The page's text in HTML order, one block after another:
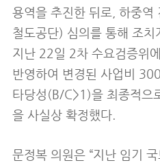
용역을 추진한 뒤로, 하중역
철도공단) 심의를 통해 조
지난 22일 2차 수요검증위
반영하여 변경된 사업비
타당성(B/C>1)을 최종적으
을 사실상 확정했다.
문정복 의원은 “지난 임기